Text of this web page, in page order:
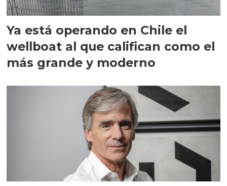
Ya está operando en Chile el
wellboat al que califican como el
más grande y moderno